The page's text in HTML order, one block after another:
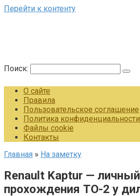
Перейти к контенту
Поиск:
О сайте
Правила
Пользовательское соглашение
Политика конфиденциальности
Файлы cookie
Контакты
Главная » На заметку
Renault Kaptur —
прохождения TO-2 у